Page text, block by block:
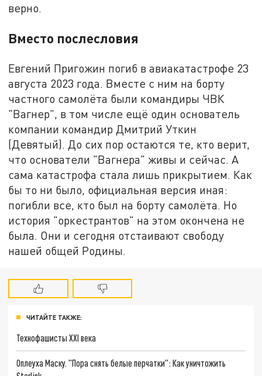
верно.
Вместо послесловия
Евгений Пригожин погиб в авиакатастрофе 23
августа 2023 года. Вместе с ним на борту
частного самолёта были командиры ЧВК
"Вагнер", в том числе ещё один основатель
компании командир Дмитрий Уткин
(Девятый). До сих пор остаются те, кто верит,
что основатели "Вагнера" живы и сейчас. А
сама катастрофа стала лишь прикрытием. Как
бы то ни было, официальная версия иная:
погибли все, кто был на борту самолёта. Но
история "оркестрантов" на этом окончена не
была. Они и сегодня отстаивают свободу
нашей общей Родины.
ЧИТАЙТЕ ТАКЖЕ:
Технофашисты XXI века
Оплеуха Маску. "Пора снять белые перчатки": Как уничтожить